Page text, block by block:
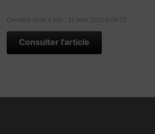
Dernière mise à jour : 11 avril 2022 à 09:55
Consulter l'article